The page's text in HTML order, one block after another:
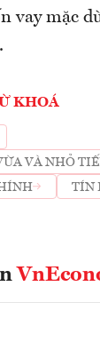
vay mặc
KHOÁ
VÀ NHỎ
TÍN